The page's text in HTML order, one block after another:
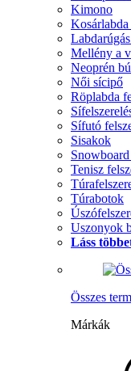
Kimono
Kosárlabda
Mellény a
Neoprén
Női sícipő
Röplabda
Sífutó
Sisakok
Tenisz
Túrabotok
Uszonyok
Láss
Összes
Márkák